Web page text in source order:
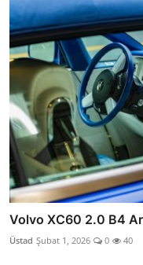
Volvo XC60 2.0 B4
Üstad Şubat 1, 2026 0 40